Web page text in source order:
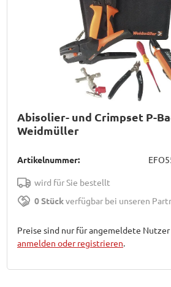
Abisolier- und Crimpset P-
Weidmüller
Artikelnummer:
wird für Sie bestellt
0 Stückverfügbar bei unseren
Preise sind nur für angemeldete
anmelden oder registrieren.